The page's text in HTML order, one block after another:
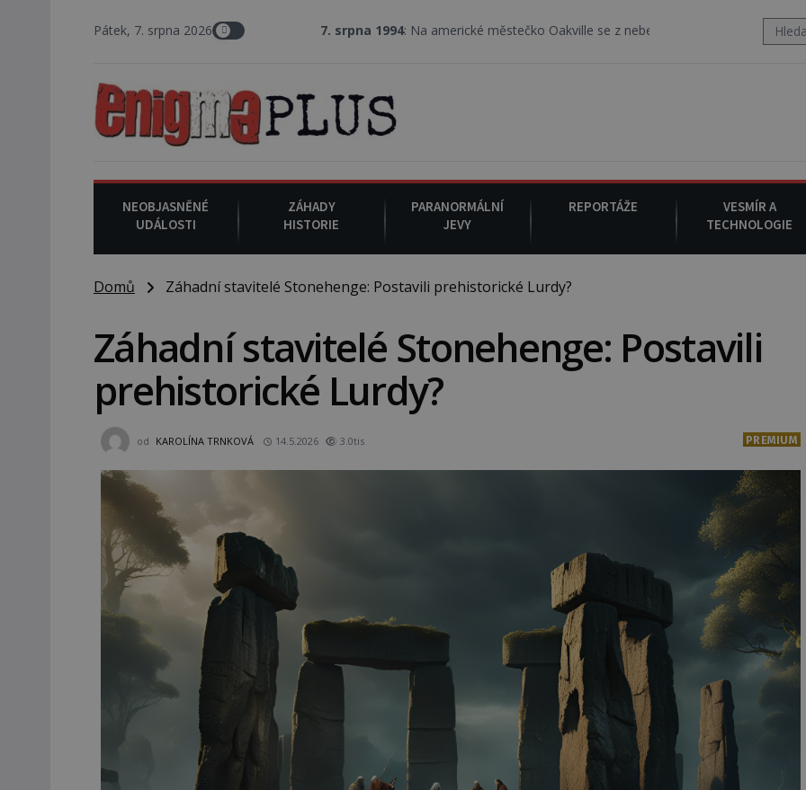
Pátek, 7. srpna 2026 7. srpna 1994 : Na americké městečko Oakville se z nebe snáší podivná rosolovitá látka
NEOBJASNĚNÉ
UDÁLOSTI
ZÁHADY
HISTORIE
PARANORMÁLNÍ
JEVY
REPORTÁŽE
VESMÍR A
TECHNOLOGIE
Domů Záhadní stavitelé Stonehenge: Postavili prehistorické Lurdy?
Záhadní stavitelé Stonehenge: Postavili
prehistorické Lurdy?
od KAROLÍNA TRNKOVÁ 14.5.2026 3.0tis PREMIUM